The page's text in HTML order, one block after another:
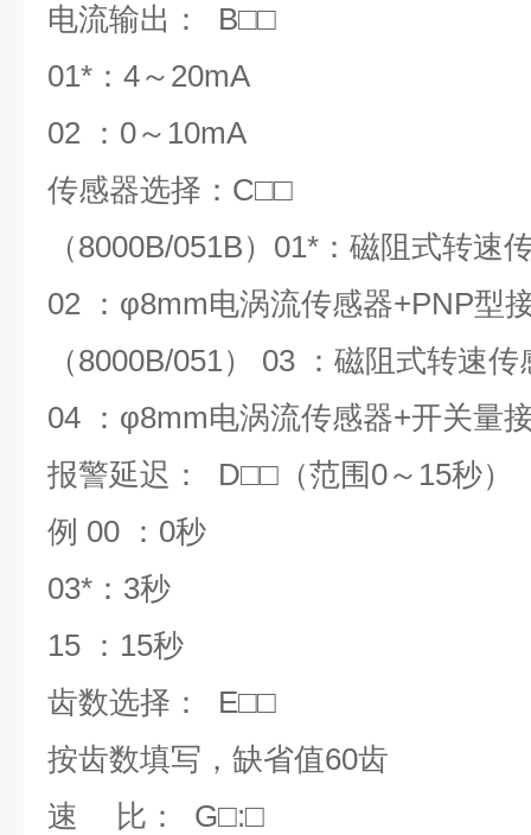
电流输出：
B□□
01*： 4～ 20mA
02 ： 0～ 10mA
传感器选择： C□□
（8000B/051B） 01* ：磁阻式转速
02 ：φ8mm电涡流传感器+PNP型
（8000B/051） 03 ：磁阻式转速传
04 ：φ8mm电涡流传感器+开关量
报警延迟：
D□□（范围0～ 15秒）
例 00 ： 0秒
03*： 3秒
15 ： 15秒
齿数选择：
E□□
按齿数填写，缺省值60齿
速
比： G□:□